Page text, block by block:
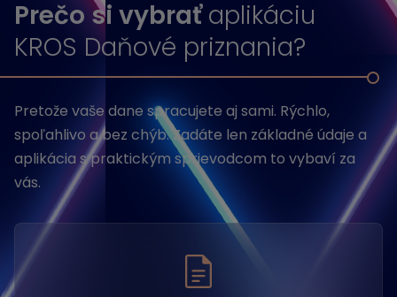
Prečo si vybraťaplikáciu
KROS Daňové priznania?
Pretože vaše dane spracujete aj sami. Rýchlo,
spoľahlivo a bez chýb. Zadáte len základné údaje a
aplikácia s praktickým sprievodcom to vybaví za
vás.